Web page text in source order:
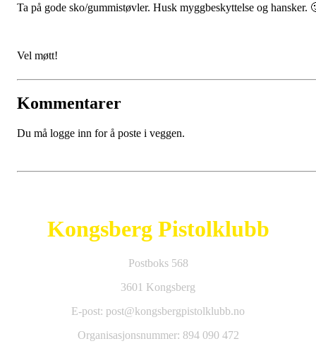
Ta på gode sko/gummistøvler. Husk myggbeskyttelse og hansker.
Vel møtt!
Kommentarer
Du må logge inn for å poste i veggen.
Kongsberg Pistolklubb
Postboks 568
3601 Kongsberg
E-post: post@kongsbergpistolklubb.no
Organisasjonsnummer: 894 090 472